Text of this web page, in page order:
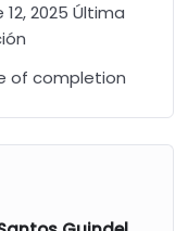
2025 Última
of completion